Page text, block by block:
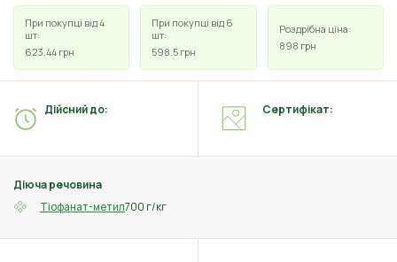
При покупці від 4
шт:
623.44 грн
При покупці від 6
шт:
598.5 грн
Роздрібна ціна:
898 грн
Діюча речовина
Тіофанат-метил700 г/кг
Дійсний до: Сертифікат: